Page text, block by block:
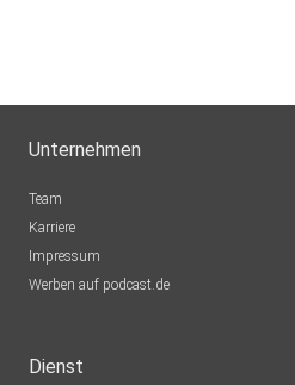
Unternehmen
Team
Karriere
Impressum
Werben auf podcast.de
Dienst